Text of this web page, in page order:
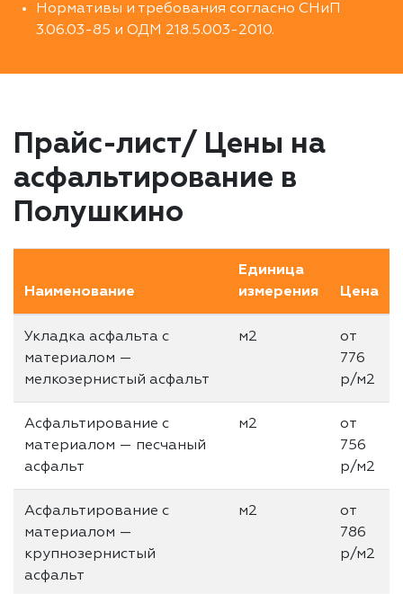
Нормативы и требования согласно СНиП
3.06.03-85 и ОДМ 218.5.003-2010.
Прайс-лист/ Цены на
асфальтирование в
Полушкино
Наименование
Единица
измерения
Цена
Укладка асфальта с
материалом —
мелкозернистый асфальт
м2
от
776
р/м2
Асфальтирование с
материалом — песчаный
асфальт
м2
от
756
р/м2
Асфальтирование с
материалом —
крупнозернистый
асфальт
м2
от
786
р/м2